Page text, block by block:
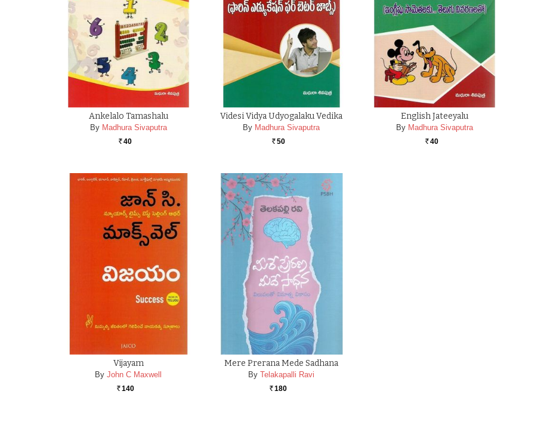
Ankelalo Tamashalu
By Madhura Sivaputra
Rs. 40
Videsi Vidya Udyogalaku Vedika
By Madhura Sivaputra
Rs. 50
English Jateeyalu
By Madhura Sivaputra
Rs. 40
Vijayam
By John C Maxwell
Rs. 140
Mere Prerana Mede Sadhana
By Telakapalli Ravi
Rs. 180